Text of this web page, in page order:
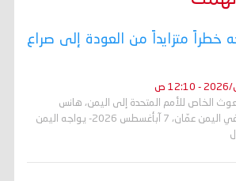
خطراً متزايداً من العودة إلى صراع
الخاص للأمم المتحدة إلى اليمن، هانس
غروندبرغ، بشأن الوضع في اليمن عمّان، 7 آبأغسطس 2026- يواجه اليمن